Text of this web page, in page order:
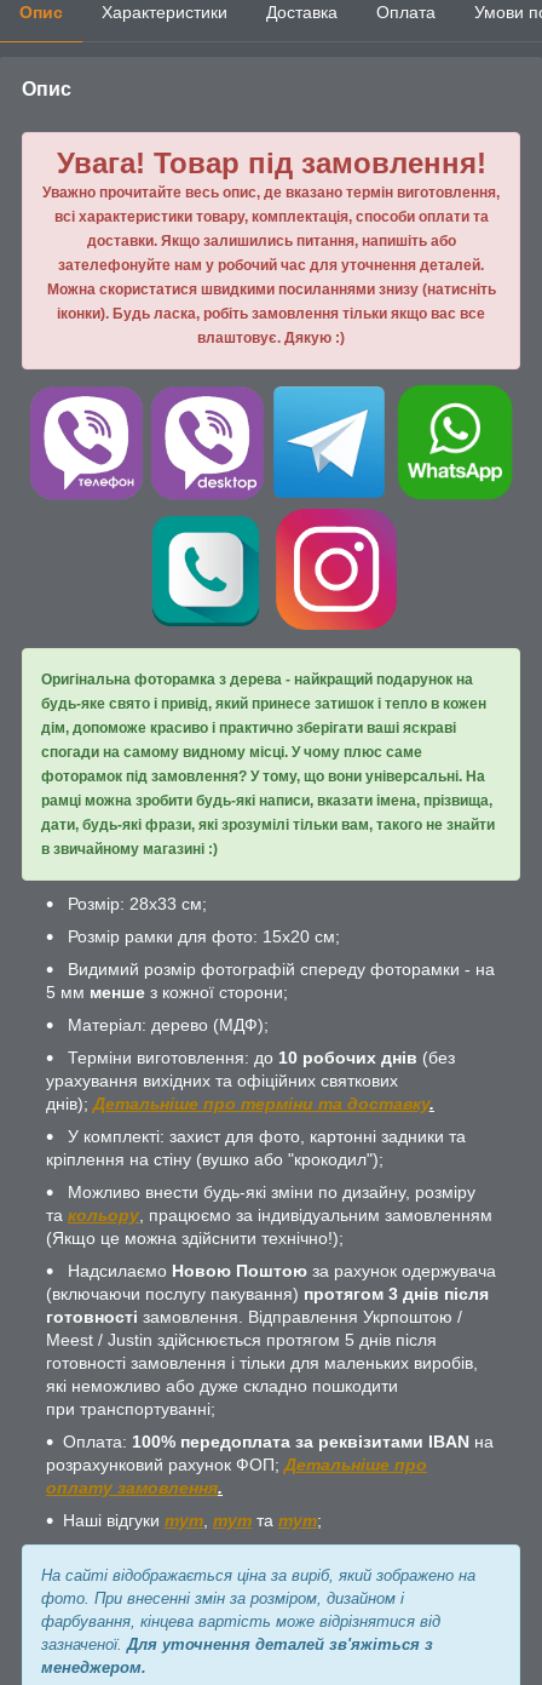
Опис Характеристики Доставка Оплата Умови
Опис
Увага! Товар під замовлення!
Уважно прочитайте весь опис, де вказано термін виготовлення,
всі характеристики товару, комплектація, способи оплати та
доставки. Якщо залишились питання, напишiть або
зателефонуйте нам у робочий час для уточнення деталей.
Можна скористатися швидкими посиланнями знизу (натисніть
іконки). Будь ласка, робiть замовлення тiльки якщо вас все
влаштовує. Дякую :)
Оригінальна фоторамка з дерева - найкращий подарунок на
будь-яке свято і привід, який принесе затишок і тепло в кожен
дім, допоможе красиво і практично зберігати ваші яскраві
спогади на самому видному місці. У чому плюс саме
фоторамок під замовлення? У тому, що вони універсальні. На
рамці можна зробити будь-які написи, вказати імена, прізвища,
дати, будь-які фрази, які зрозумілі тільки вам, такого не знайти
в звичайному магазині :)
Розмір: 28х33 см;
Розмір рамки для фото: 15х20 см;
Видимий розмір фотографій спереду фоторамки - на
5 мм менше з кожної сторони;
Матеріал: дерево (МДФ);
Терміни виготовлення: до 10 робочих днів (без
урахування вихідних та офіційних святкових
днів); Детальніше про терміни та доставку.
У комплекті: захист для фото, картонні задники та
кріплення на стіну (вушко або "крокодил");
Можливо внести будь-які зміни по дизайну, розміру
та кольору , працюємо за індивідуальним замовленням
(Якщо це можна здійснити технічно!);
Надсилаємо Новою Поштою за рахунок одержувача
(включаючи послугу пакування) протягом 3 днів після
готовності замовлення. Відправлення Укрпоштою /
Meest / Justin здійснюється протягом 5 днів після
готовності замовлення і тільки для маленьких виробів,
які неможливо або дуже складно пошкодити
при транспортуванні;
Оплата: 100% передоплата за реквізитами IBAN на
розрахунковий рахунок ФОП; Детальніше про
оплату замовлення.
Наші відгуки тут тут та тут;
На сайті відображається ціна за виріб, який зображено на
фото. При внесенні змін за розміром, дизайном і
фарбування, кінцева вартість може відрізнятися від
зазначеної. Для уточнення деталей зв'яжіться з
менеджером.